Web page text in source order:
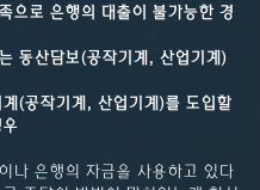
으로 은행의 대출이 불가능한 경
동산담보(공작기계, 산업기계)
(공작기계, 산업기계)를 도입할
우
나 은행의 자금을 사용하고 있다